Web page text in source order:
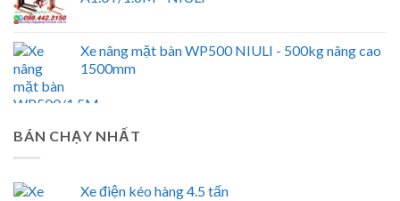
Xe nâng mặt bàn WP500 NIULI - 500kg nâng cao
1500mm
BÁN CHẠY NHẤT
Xe điện kéo hàng 4.5 tấn